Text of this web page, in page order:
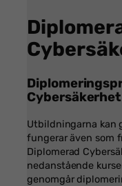
Cybersäkerhet
Utbildningarna kan
fungerar även som
Diplomerad
nedanstående
genomgår